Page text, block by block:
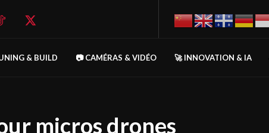
& BUILD 📷 CAMÉRAS & VIDÉO 🚀 INNOVATION & IA
micros drones